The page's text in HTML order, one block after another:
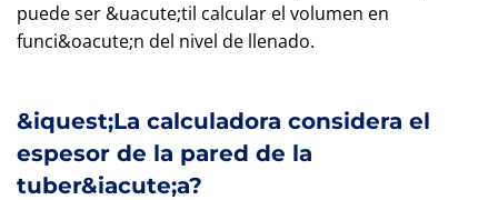
puede ser &uacute;til calcular el volumen en
funci&oacute;n del nivel de llenado.
&iquest;La calculadora considera el
espesor de la pared de la
tuber&iacute;a?